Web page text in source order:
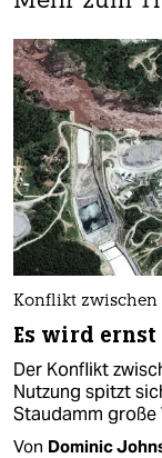
Konflikt
Es wird
Der Konflikt
Nutzung spitzt
Staudamm große
Von Dominic